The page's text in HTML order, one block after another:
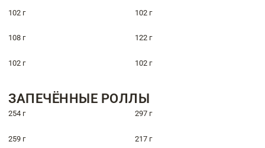
102 г 102 г
108 г 122 г
102 г 102 г
ЗАПЕЧЁННЫЕ РОЛЛЫ
254 г 297 г
259 г 217 г